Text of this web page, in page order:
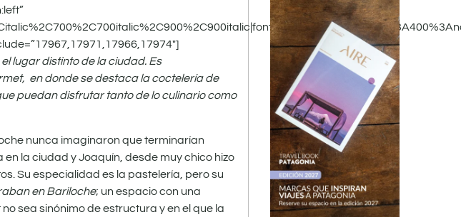
lugar distinto de la ciudad. Es
en donde se destaca la coctelería de
puedan disfrutar tanto de lo culinario como
nunca imaginaron que terminarían
la ciudad y Joaquín, desde muy chico hizo
Su especialidad es la pastelería, pero su
en Bariloche; un espacio con una
sea sinónimo de estructura y en el que la